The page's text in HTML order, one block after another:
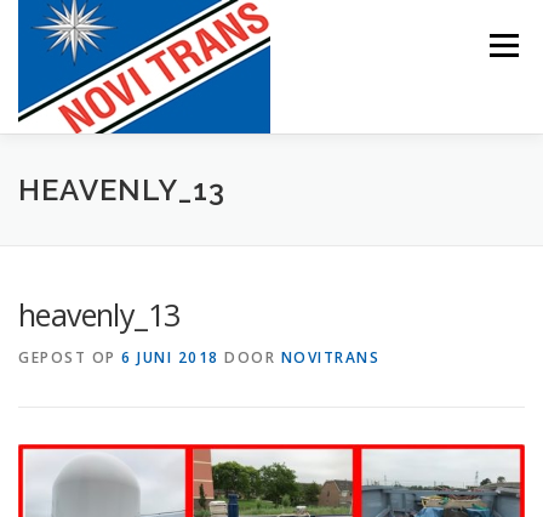
Menu
BEVRACHTING
HEAVENLY_13
heavenly_13
GEPOST OP 6 JUNI 2018 DOOR NOVITRANS